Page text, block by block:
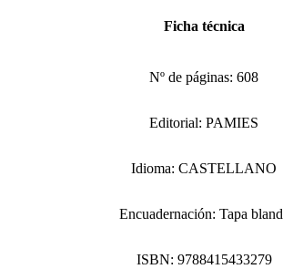
Ficha técnica
Nº de páginas: 608
Editorial: PAMIES
Idioma: CASTELLANO
Encuadernación: Tapa
ISBN: 9788415433279